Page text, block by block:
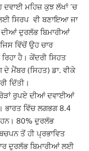
ਮਹਿਜ਼ ਕੁਝ ਲੱਖਾਂ ‘ਚ
ਸਿਰਪ ਵੀ ਬਣਾਇਆ ਜਾ
ਦੀਆਂ ਦੁਰਲੱਭ ਬਿਮਾਰੀਆਂ
ਵਿੱਚੋਂ ਉਹ ਚਾਰ
ਹੈ। ਕੇਂਦਰੀ ਸਿਹਤ
ਮੈਂਬਰ (ਸਿਹਤ) ਡਾ. ਵੀਕੇ
ਦਿੱਤੀ।
ਰੁਪਏ ਦੀਆਂ ਦਵਾਈਆਂ
ਵਿੱਚ ਲਗਭਗ 8.4
80% ਦੁਰਲੱਭ
ਤੋਂ ਹੀ ਪ੍ਰਭਾਵਿਤ
ਦੁਰਲੱਭ ਬਿਮਾਰੀਆਂ ਲਈ